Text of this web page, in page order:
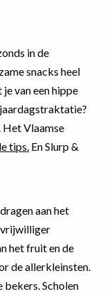
in de
snacks heel
van een hippe
Het Vlaamse
tips. En Slurp &
aan het
het fruit en de
de allerkleinsten.
Scholen